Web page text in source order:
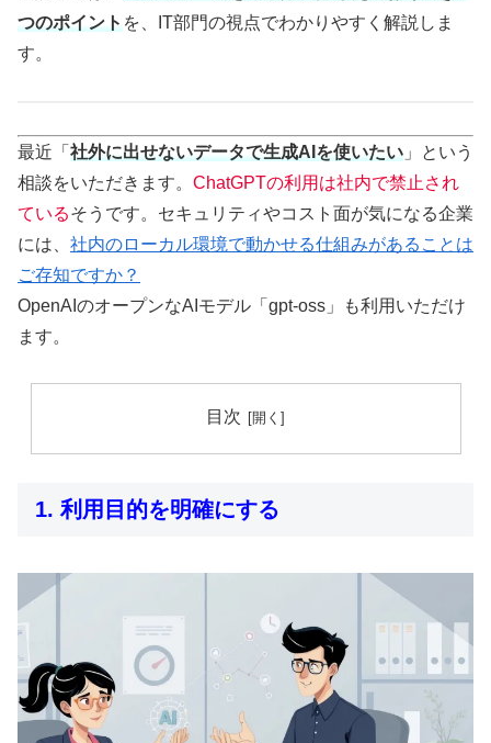
つのポイント を、IT部門の視点でわかりやすく解説しま
す。
最近「 社外に出せないデータで生成AIを使いたい 」という
相談をいただきます。 ChatGPTの利用は社内で禁止され
ているそうです。セキュリティやコスト面が気になる企業
には、 社内のローカル環境で動かせる仕組みがあることは
ご存知ですか？
OpenAIのオープンなAIモデル「gpt-oss」も利用いただけ
ます。
目次
1. 利用目的を明確にする